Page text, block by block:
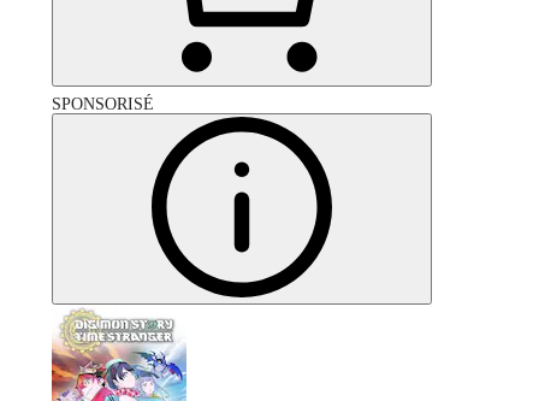
SPONSORISÉ